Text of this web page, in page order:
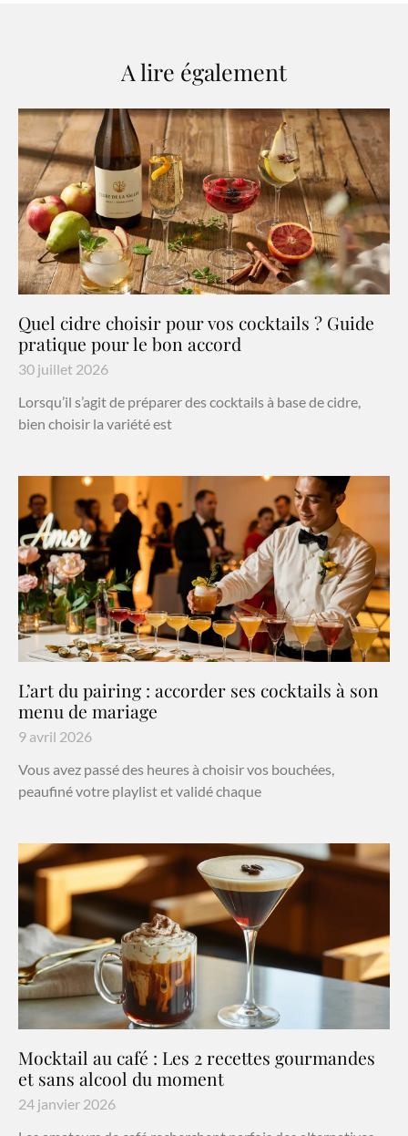
A lire également
Quel cidre choisir pour vos cocktails ? Guide
pratique pour le bon accord
30 juillet 2026
Lorsqu’il s’agit de préparer des cocktails à base de cidre,
bien choisir la variété est
L’art du pairing : accorder ses cocktails à son
menu de mariage
9 avril 2026
Vous avez passé des heures à choisir vos bouchées,
peaufiné votre playlist et validé chaque
Mocktail au café : Les 2 recettes gourmandes
et sans alcool du moment
24 janvier 2026